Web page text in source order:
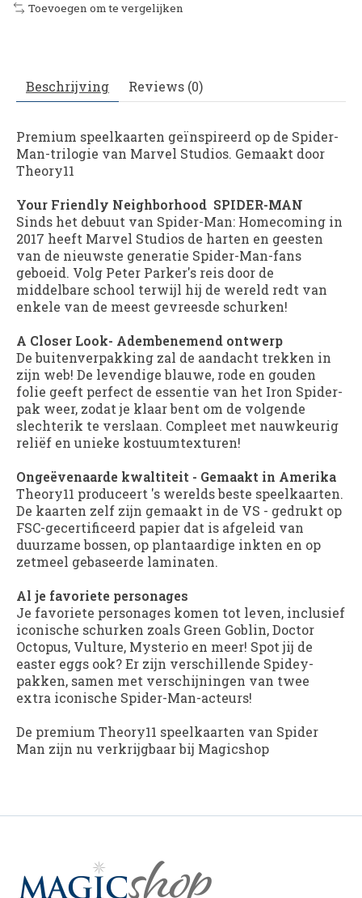
Toevoegen om te vergelijken
Beschrijving Reviews (0)
Premium speelkaarten geïnspireerd op de Spider-
Man-trilogie van Marvel Studios. Gemaakt door
Theory11
Your Friendly Neighborhood SPIDER-MAN
Sinds het debuut van Spider-Man: Homecoming in
2017 heeft Marvel Studios de harten en geesten
van de nieuwste generatie Spider-Man-fans
geboeid. Volg Peter Parker's reis door de
middelbare school terwijl hij de wereld redt van
enkele van de meest gevreesde schurken!
A Closer Look- Adembenemend ontwerp
De buitenverpakking zal de aandacht trekken in
zijn web! De levendige blauwe, rode en gouden
folie geeft perfect de essentie van het Iron Spider-
pak weer, zodat je klaar bent om de volgende
slechterik te verslaan. Compleet met nauwkeurig
reliëf en unieke kostuumtexturen!
Ongeëvenaarde kwaltiteit - Gemaakt in Amerika
Theory11 produceert 's werelds beste speelkaarten.
De kaarten zelf zijn gemaakt in de VS - gedrukt op
FSC-gecertificeerd papier dat is afgeleid van
duurzame bossen, op plantaardige inkten en op
zetmeel gebaseerde laminaten.
Al je favoriete personages
Je favoriete personages komen tot leven, inclusief
iconische schurken zoals Green Goblin, Doctor
Octopus, Vulture, Mysterio en meer! Spot jij de
easter eggs ook? Er zijn verschillende Spidey-
pakken, samen met verschijningen van twee
extra iconische Spider-Man-acteurs!
De premium Theory11 speelkaarten van Spider
Man zijn nu verkrijgbaar bij Magicshop